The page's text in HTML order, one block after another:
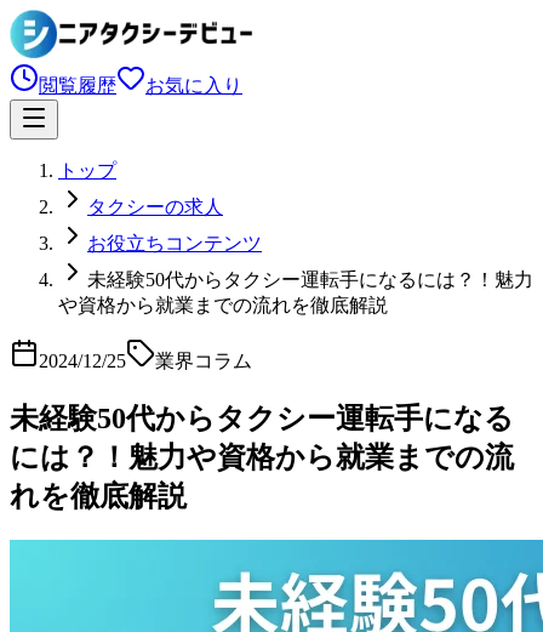
閲覧履歴 お気に入り
トップ
タクシーの求人
お役立ちコンテンツ
未経験50代からタクシー運転手になるには？！魅力
や資格から就業までの流れを徹底解説
2024/12/25 業界コラム
未経験50代からタクシー運転手になる
には？！魅力や資格から就業までの流
れを徹底解説